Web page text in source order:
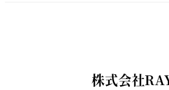
株式会社